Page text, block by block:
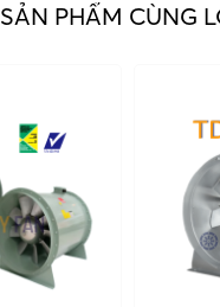
SẢN PHẨM CÙNG